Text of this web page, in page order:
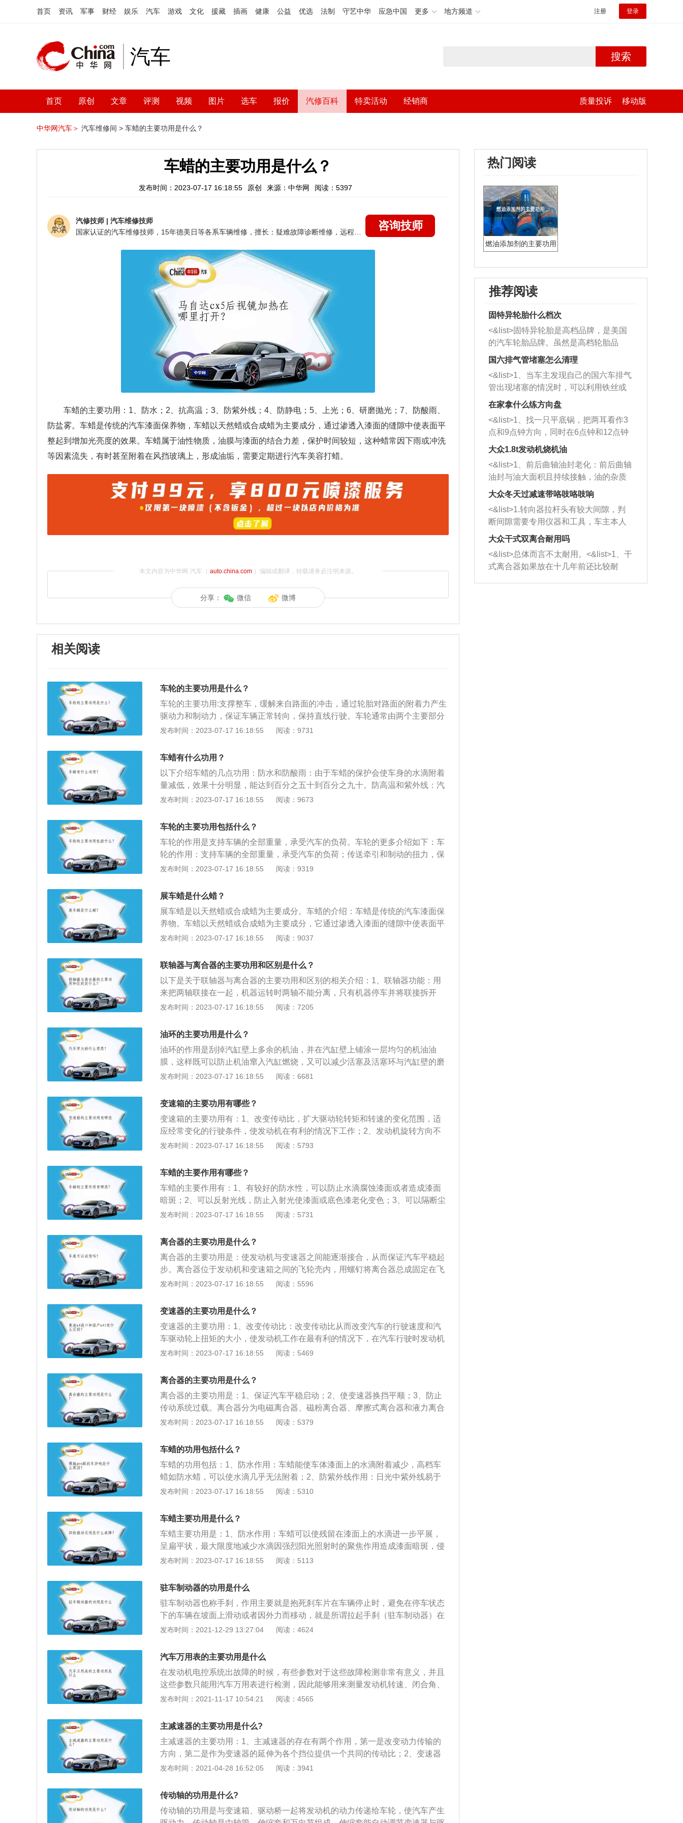
首页 资讯 军事 财经 娱乐 汽车 游戏 文化 援藏 插画 健康 公益 优选 法制 守艺中华 应急中国 更多 地方频道 注册 登录
汽车 搜索
首页 原创 文章 评测 视频 图片 选车 报价 汽修百科 特卖活动 经销商 质量投诉 移动版
中华网汽车＞ 汽车维修间 > 车蜡的主要功用是什么？
车蜡的主要功用是什么？
发布时间：2023-07-17 16:18:55 原创 来源：中华网 阅读：5397
汽修技师 | 汽车维修技师
咨询技师
车蜡的主要功用：1、防水；2、抗高温；3、防紫外线；4、防静电；5、上光；6、研磨抛光；7、防酸雨、
防盐雾。车蜡是传统的汽车漆面保养物，车蜡以天然蜡或合成蜡为主要成分，通过渗透入漆面的缝隙中使表面平
整起到增加光亮度的效果。车蜡属于油性物质，油膜与漆面的结合力差，保护时间较短，这种蜡常因下雨或冲洗
等因素流失，有时甚至附着在风挡玻璃上，形成油垢，需要定期进行汽车美容打蜡。
本文内容为中华网·汽车（ auto.china.com）编辑或翻译，转载请务必注明来源。
分享： 微信 微博
相关阅读
车轮的主要功用是什么？
车轮的主要功用:支撑整车，缓解来自路面的冲击，通过轮胎对路面的附着力产生
驱动力和制动力，保证车辆正常转向，保持直线行驶。车轮通常由两个主要部分
组成(轮辋和轮辐)。轮辋是车轮上安装和支撑轮胎的部分，辐条是车轮上车轴和
源可能是从石器时代开始，也就是大约15000年到750000年前。当时的轮子其实
是一个圆形的木桩。原始人类把几根木桩并排放在负重下滚动前进。
发布时间：2023-07-17 16:18:55 阅读：9731
车蜡有什么功用？
以下介绍车蜡的几点功用：防水和防酸雨：由于车蜡的保护会使车身的水滴附着
量减低，效果十分明显，能达到百分之五十到百分之九十。防高温和紫外线：汽
车常年在外行驶或存放很容易因光照而导致车漆老化褪色，而打蜡形成的薄膜可
漆面经常暴晒会出现氧化现象，打蜡可以保护车漆。
发布时间：2023-07-17 16:18:55 阅读：9673
车轮的主要功用包括什么？
车轮的作用是支持车辆的全部重量，承受汽车的负荷。车轮的更多介绍如下：车
轮的作用：支持车辆的全部重量，承受汽车的负荷；传送牵引和制动的扭力，保
证车轮与路面的附着力；减轻和吸收汽车在行驶时的震动和冲击力，防止汽车零
行驶的安全性、操纵稳定性、舒适性和节能经济性。车轮的组成：车轮是介于轮
胎和和车轴之间所承受负荷的旋转组件，通常由两个主要部件轮辋和轮辐组成。
轮辋是在车轮上安装和支承轮胎的部件，轮辐是在车轮上介于车轴和轮辋之间的
支承部件。车轮除上述部件外，有时还包含轮毂。
发布时间：2023-07-17 16:18:55 阅读：9319
展车蜡是什么蜡？
展车蜡是以天然蜡或合成蜡为主要成分。车蜡的介绍：车蜡是传统的汽车漆面保
养物。车蜡以天然蜡或合成蜡为主要成分，它通过渗透入漆面的缝隙中使表面平
整而起到增加光亮度的效果。传统汽车打蜡是以上光保护为主。汽车美容：而今
的应用。如果一部车打了蜡，能够达到较好的光亮效果就需要比较厚的蜡层。但
车蜡属于油性物质，油膜与漆面的结合力差，保护时间较短，这种蜡常常因下雨
或冲洗等因素流失，有时甚至附着在风挡玻璃上，而形成油垢，所以汽车美容打
蜡应该定期进行。
发布时间：2023-07-17 16:18:55 阅读：9037
联轴器与离合器的主要功用和区别是什么？
以下是关于联轴器与离合器的主要功用和区别的相关介绍：1、联轴器功能：用
来把两轴联接在一起，机器运转时两轴不能分离，只有机器停车并将联接拆开
后，两轴才能分离。2、离合器的功能：用来把两轴联接在一起，机器运转时就
传递。在工作时不可脱开。离合器是动力传递的一种特殊方式，它要求在工作时
可随时脱开或接合，故称离合器。联轴器只有连接传动作用，离合器不仅有连接
传动作用，还有减速、换向作用。
发布时间：2023-07-17 16:18:55 阅读：7205
油环的主要功用是什么？
油环的作用是刮掉汽缸壁上多余的机油，并在汽缸壁上铺涂一层均匀的机油油
膜，这样既可以防止机油窜入汽缸燃烧，又可以减少活塞及活塞环与汽缸壁的磨
损。以下关于油环介绍：1.油环是一种活塞环，分为普通油环和组合油环两种。
加工出很多穿通的排油小孔或狭缝。3.组合环由上、下刮片和产生径向、轴向弹
刮片各自独立，对气缸的适应性好。
发布时间：2023-07-17 16:18:55 阅读：6681
变速箱的主要功用有哪些？
变速箱的主要功用有：1、改变传动比，扩大驱动轮转矩和转速的变化范围，适
应经常变化的行驶条件，使发动机在有利的情况下工作；2、发动机旋转方向不
变情况下，使汽车能倒退行驶；3、利用空挡，中断动力传递，使发动机能够启
生产厂家指定的期限检查油质油量；2、定期进行更换符合厂家规定的油品；3、
到专业的修理单位进行变速箱的维修。
发布时间：2023-07-17 16:18:55 阅读：5793
车蜡的主要作用有哪些？
车蜡的主要作用有：1、有较好的防水性，可以防止水滴腐蚀漆面或者造成漆面
暗斑；2、可以反射光线，防止入射光使漆面或底色漆老化变色；3、可以隔断尘
埃与车表金属摩擦，防止产生静电；4、可以防紫外线，降低对车漆的损害；5、
长。汽车打蜡的步骤是：1、打蜡前对车辆进行清洗；2、将老化的烤漆磨去；
3、均匀的在车漆表面上蜡；4、在车蜡未完全干之前擦去；5、用干净的绒布将
车擦拭干净。
发布时间：2023-07-17 16:18:55 阅读：5731
离合器的主要功用是什么？
离合器的主要功用是：使发动机与变速器之间能逐渐接合，从而保证汽车平稳起
步。离合器位于发动机和变速箱之间的飞轮壳内，用螺钉将离合器总成固定在飞
轮的后平面上，离合器的输出轴就是变速箱的输入轴。在汽车行驶过程中，驾驶
以切断或传递发动机向变速器输入的动力。通常离合器与发动机曲轴的飞轮组安
装在一起，是发动机与汽车传动系之间切断和传递动力的部件。
发布时间：2023-07-17 16:18:55 阅读：5596
变速器的主要功用是什么？
变速器的主要功用：1、改变传动比：改变传动比从而改变汽车的行驶速度和汽
车驱动轮上扭矩的大小，使发动机工作在最有利的情况下，在汽车行驶时发动机
需工作在不同状态以满足环境的需要；2、倒车行驶：车主经常需要使汽车倒退
车倒退行驶；3、中断动力传递，实现空挡：当离合器接合时，变速器不输出动
力，当离合器没有接合但置于空挡时，变速器也可以做到不输出动力，使驾驶员
在汽车未熄火时，也可以离开驾驶座位，在发动机启动、汽车换挡或需停车时，
也需要用到变速器中断动力传递这一功能。
发布时间：2023-07-17 16:18:55 阅读：5469
离合器的主要功用是什么？
离合器的主要功用是：1、保证汽车平稳启动；2、使变速器换挡平顺；3、防止
传动系统过载。离合器分为电磁离合器、磁粉离合器、摩擦式离合器和液力离合
器，离合器是机械传动中的常用部件，可将传动系统随时分离或接合。离合器的
从动盘，当驾驶员踩下离合器踏板时，通过机件的传递，使膜片弹簧大端带动压
盘后移，此时从动部分与主动部分会分离。
发布时间：2023-07-17 16:18:55 阅读：5379
车蜡的功用包括什么？
车蜡的功用包括：1、防水作用：车蜡能使车体漆面上的水滴附着减少，高档车
蜡如防水蜡，可以使水滴几乎无法附着；2、防紫外线作用：日光中紫外线易于
折射进入漆面，防紫外线的车蜡含紫外线吸收剂，降低紫外线对车表的侵害；
漆面的光洁程度，使车体恢复亮丽本色；4、抗高温作用：车蜡的抗高温作用是
对来自不同方向入射光产生有效反射，防止入射光穿透清漆层而导致底色漆老化
变色，从而延长漆面的使用寿命。
发布时间：2023-07-17 16:18:55 阅读：5310
车蜡主要功用是什么？
车蜡主要功用是：1、防水作用：车蜡可以使残留在漆面上的水滴进一步平展，
呈扁平状，最大限度地减少水滴因强烈阳光照射时的聚焦作用造成漆面暗斑，侵
蚀和破坏；2、抗高温作用：车蜡对来自不同方向的入射光产生有效反射，防止
线作用：车蜡对紫外线产生有效的反射，使紫外线不易于折射进入漆面，使其对
车表的侵害最大限度地降低；4、防静电作用：车蜡防静电作用主要是隔断空气
及尘埃与车身漆面的摩擦；5、去污上光作用：车蜡能不同程度地改善其漆面的
光洁程度，使车身恢复亮丽本色；6、研磨抛光作用：当车身漆面出现浅划痕
时，可使用研磨抛光蜡，若划痕不很严重，抛光和打蜡作业可一次完成。
发布时间：2023-07-17 16:18:55 阅读：5113
驻车制动器的功用是什么
驻车制动器也称手刹，作用主要就是抱死刹车片在车辆停止时，避免在停车状态
下的车辆在坡面上滑动或者因外力而移动，就是所谓拉起手刹（驻车制动器）在
停车后的操作。一般在车没有停止前的情况下，禁止减速使用驻车制动器，人在
车制动拉杆，不然容易在起步时忘记把驻车制动拉杆放松，会造成后制动片的严
重磨损假如强行起步行车的话。解除驻车制动时应彻底放松，当要起步车辆时，
司机感觉不能起步或车辆起步沉重时，应首先考虑是否没有完全放松驻车制动拉
杄，再观察是否熄灭驻车制动指示灯。车辆装有自动变速器，假如接通点火开
关，变速器操纵杆位置不在驻车挡(P档)或者空档(N档)，警告装置会报警当使用
发布时间：2021-12-29 13:27:04 阅读：4624
汽车万用表的主要功用是什么
在发动机电控系统出故障的时候，有些参数对于这些故障检测非常有意义，并且
这些参数只能用汽车万用表进行检测，因此能够用来测量发动机转速、闭合角、
时间、电容电感、温度等数据。万用表是检测电子电路的时候常用的仪表之一，
欢使用其为汽车测量数据。汽车的修理不仅仅为了测量电阻、电压、电压降，还
常被用来检查汽车发动机频率、压力、半导体元件、电流、频宽比等数据，以便
检查电路的通断和电气设备的情况，能够及时检查汽车是否出现故障。
发布时间：2021-11-17 10:54:21 阅读：4565
主减速器的主要功用是什么?
主减速器的主要功用：1、主减速器的存在有两个作用，第一是改变动力传输的
方向，第二是作为变速器的延伸为各个挡位提供一个共同的传动比；2、变速器
的输出是一个绕纵轴转动的力矩，而车轮必须绕车辆的横轴转动，这就需要有一
什么挡位上，这个装置的传动比都是总传动比的一个因子；4、有了这个传动
比，可以有效的降低对变速器的减速能力的要求，这样设计的好处是可以有效减
小变速器的尺寸，使车辆的总布置更加合理。
发布时间：2021-04-28 16:52:05 阅读：3941
传动轴的功用是什么?
传动轴的功用是与变速箱、驱动桥一起将发动机的动力传递给车轮，使汽车产生
热门阅读
燃油添加剂的主要功用
推荐阅读
固特异轮胎什么档次
<&list>固特异轮胎是高档品牌，是美国
的汽车轮胎品牌。虽然是高档轮胎品
牌，但是中高低端的轮胎都有生产，这
也是为了更好的开拓市场。
国六排气管堵塞怎么清理
<&list>1、当车主发现自己的国六车排气
管出现堵塞的情况时，可以利用铁丝或
者是细棍，直接将杂物给取出来，如果
堵塞情况比较严重，也可以采取应急措
施。 <&list>2、直接利用木棍将所有的
杂物推到排气管里面的位置处，然后将
三元催化器拆解开，就可以将堵塞的东
西取出来。但如果是因为积碳过多引起
的堵塞，就需要将三元催化器泡在草酸
洗剂对堵塞的情况得到解决，将清洗剂
放在燃油箱中，与燃油混合后，车辆启
动时，就可以和汽油一起进入到燃烧
室，最后形成废气排出，就可以让三元
催化器得到清洗，排气管堵塞的情况就
能够得到解决。
在家拿什么练方向盘
<&list>1、找一只平底锅，把两耳看作3
点和9点钟方向，同时在6点钟和12点钟
方向做一个标记。 <&list>2、双手握住
一圈半的练习，往右同样也要打相同的
圈数。 <&list>3、最后强调要反复练
习，这样就可以形成肌肉记忆，在真实
驾驶车辆时，不需要记忆也能打好方
向。
大众1.8t发动机烧机油
<&list>1、前后曲轴油封老化：前后曲轴
油封与油大面积且持续接触，油的杂质
和发动机内持续温度变化使其密封效果
逐渐减弱，导致渗油或漏油。<&list>2、
活塞间隙过大：积碳会使活塞环与缸体
的间隙扩大，导致机油流入燃烧室中，
造成烧机油。<&list>3、机油粘度。使用
机油粘度过小的话，同样会有烧机油现
象，机油粘度过小具有很好的流动性，
大众冬天过减速带咯吱咯吱响
<&list>1.转向器拉杆头有较大间隙，判
断间隙需要专用仪器和工具，车主本人
无法制作，需要将车辆送到修理厂或4s
店；<&list>2.车辆半轴套管防尘罩破
裂，破裂后会出现漏油现象，使半轴磨
损严重，磨损的半轴容易损坏，产生异
响；<&list>3.稳定器的转向胶套和球头
大众干式双离合耐用吗
<&list>总体而言不太耐用。<&list>1、干
式离合器如果放在十几年前还比较耐